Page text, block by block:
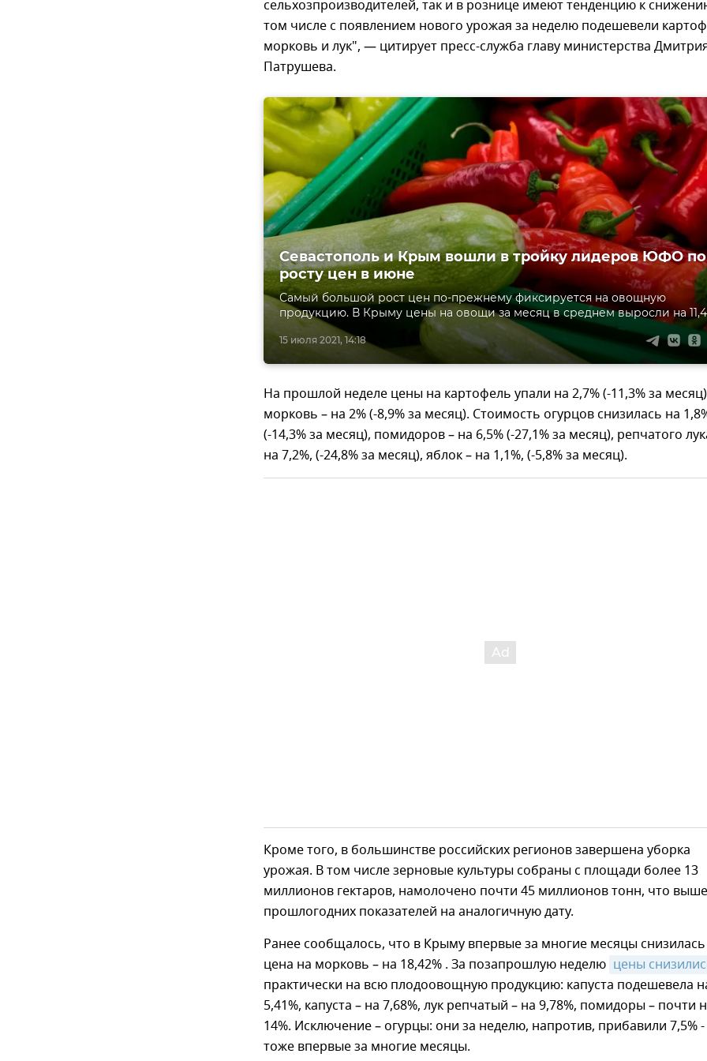
сельхозпроизводителей, так и в рознице имеют тенденцию к
том числе с появлением нового урожая за неделю подешевели
морковь и лук", — цитирует пресс-служба главу министерства
Патрушева.
15 июля 2021, 14:18
Севастополь и Крым вошли в тройку лидеров ЮФО по
росту цен в июне
Самый большой рост цен по-прежнему фиксируется на овощную
продукцию. В Крыму цены на овощи за месяц в среднем выросли на
На прошлой неделе цены на картофель упали на 2,7% (-11,3% за
морковь – на 2% (-8,9% за месяц). Стоимость огурцов снизилась на
(-14,3% за месяц), помидоров – на 6,5% (-27,1% за месяц), репчатого
на 7,2%, (-24,8% за месяц), яблок – на 1,1%, (-5,8% за месяц).
Кроме того, в большинстве российских регионов завершена уборка
урожая. В том числе зерновые культуры собраны с площади более 13
миллионов гектаров, намолочено почти 45 миллионов тонн, что выше
прошлогодних показателей на аналогичную дату.
Ранее сообщалось, что в Крыму впервые за многие месяцы снизилась
цена на морковь – на 18,42% . За позапрошлую неделю цены
практически на всю плодоовощную продукцию: капуста подешевела
5,41%, капуста – на 7,68%, лук репчатый – на 9,78%, помидоры – почти
14%. Исключение – огурцы: они за неделю, напротив, прибавили 7,5% -
тоже впервые за многие месяцы.